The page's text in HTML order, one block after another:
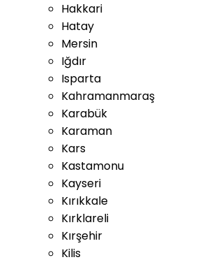
Hakkari
Hatay
Mersin
Iğdır
Isparta
Kahramanmaraş
Karabük
Karaman
Kars
Kastamonu
Kayseri
Kırıkkale
Kırklareli
Kırşehir
Kilis